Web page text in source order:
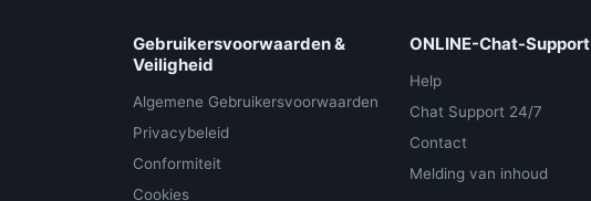
Gebruikersvoorwaarden &
Veiligheid
Algemene Gebruikersvoorwaarden
Privacybeleid
Conformiteit
Cookies
ONLINE-Chat-Support
Help
Chat Support 24/7
Contact
Melding van inhoud